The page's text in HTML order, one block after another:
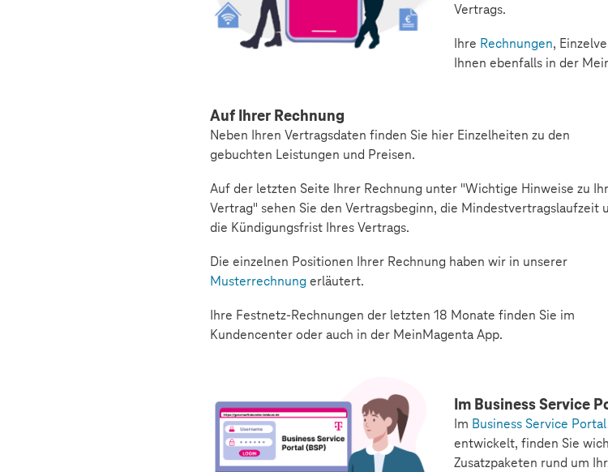
Vertrags.
Ihre Rechnungen,
Ihnen ebenfalls in der
Auf Ihrer Rechnung
Neben Ihren Vertragsdaten finden Sie hier Einzelheiten zu den
gebuchten Leistungen und Preisen.
Auf der letzten Seite Ihrer Rechnung unter "Wichtige Hinweise zu
Vertrag" sehen Sie den Vertragsbeginn, die Mindestvertragslaufzeit
die Kündigungsfrist Ihres Vertrags.
Die einzelnen Positionen Ihrer Rechnung haben wir in unserer
Musterrechnung erläutert.
Ihre Festnetz-Rechnungen der letzten 18 Monate finden Sie im
Kundencenter oder auch in der MeinMagenta App.
Im Business Service
Im Business Service
entwickelt, finden Sie
Zusatzpaketen rund um